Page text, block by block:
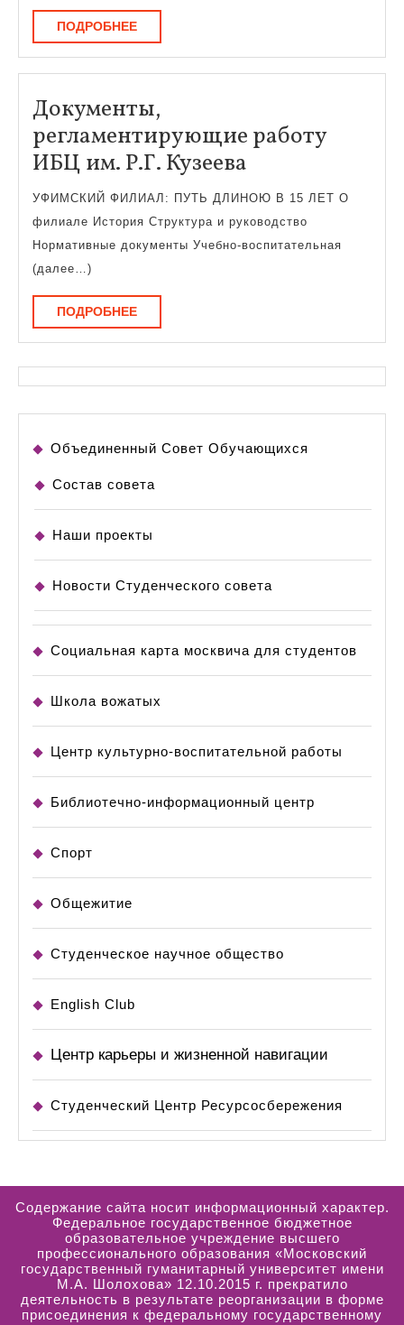
молодежной
ПОДРОБНЕЕПОДРОБНЕЕ
Документы,
регламентирующие работу
ИБЦ им. Р.Г. Кузеева
работу
ИБЦ
УФИМСКИЙ ФИЛИАЛ: ПУТЬ ДЛИНОЮ В 15 ЛЕТ О
филиале История Структура и руководство
Нормативные документы Учебно-воспитательная
(далее…)
ПОДРОБНЕЕПОДРОБНЕЕ
Объединенный Совет Обучающихся
Состав совета
Наши проекты
Новости Студенческого совета
Социальная карта москвича для студентов
Школа вожатых
Центр культурно-воспитательной работы
Библиотечно-информационный центр
Спорт
Общежитие
Студенческое научное общество
English Club
Центр карьеры и жизненной навигации
Студенческий Центр Ресурсосбережения
Содержание сайта носит информационный характер.
Федеральное государственное бюджетное
образовательное учреждение высшего
профессионального образования «Московский
государственный гуманитарный университет имени
М.А. Шолохова» 12.10.2015 г. прекратило
деятельность в результате реорганизации в форме
присоединения к федеральному государственному